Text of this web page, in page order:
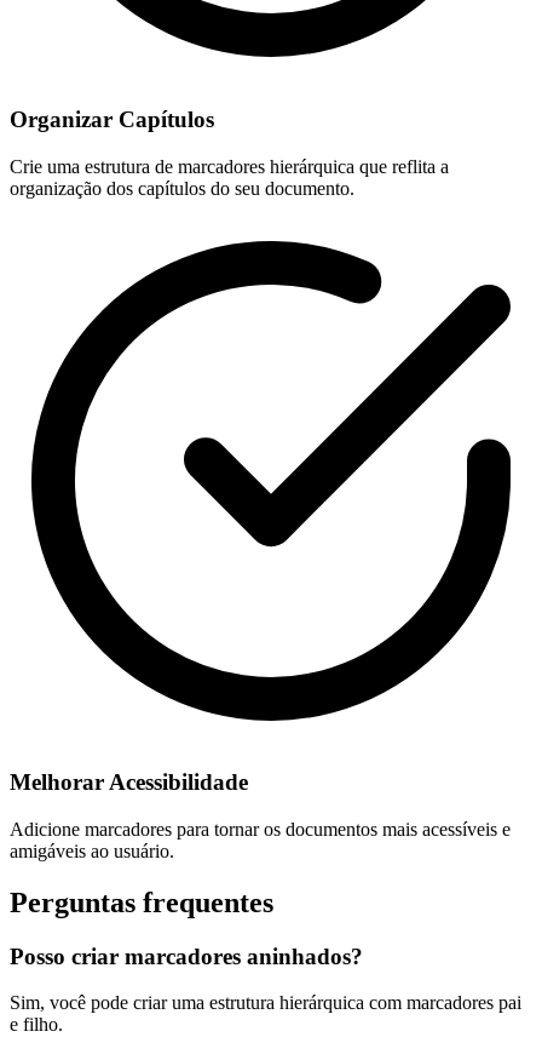
Organizar Capítulos
Crie uma estrutura de marcadores hierárquica que reflita a
organização dos capítulos do seu documento.
Melhorar Acessibilidade
Adicione marcadores para tornar os documentos mais acessíveis e
amigáveis ao usuário.
Perguntas frequentes
Posso criar marcadores aninhados?
Sim, você pode criar uma estrutura hierárquica com marcadores pai
e filho.